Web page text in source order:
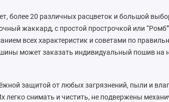
более 20 различных расцветок и большой
жаккард, с простой прострочкой или
всех характеристик и советами по
может заказать индивидуальный пошив на
защитой от любых загрязнений, пыли и
снимать и чистить, не подвержены